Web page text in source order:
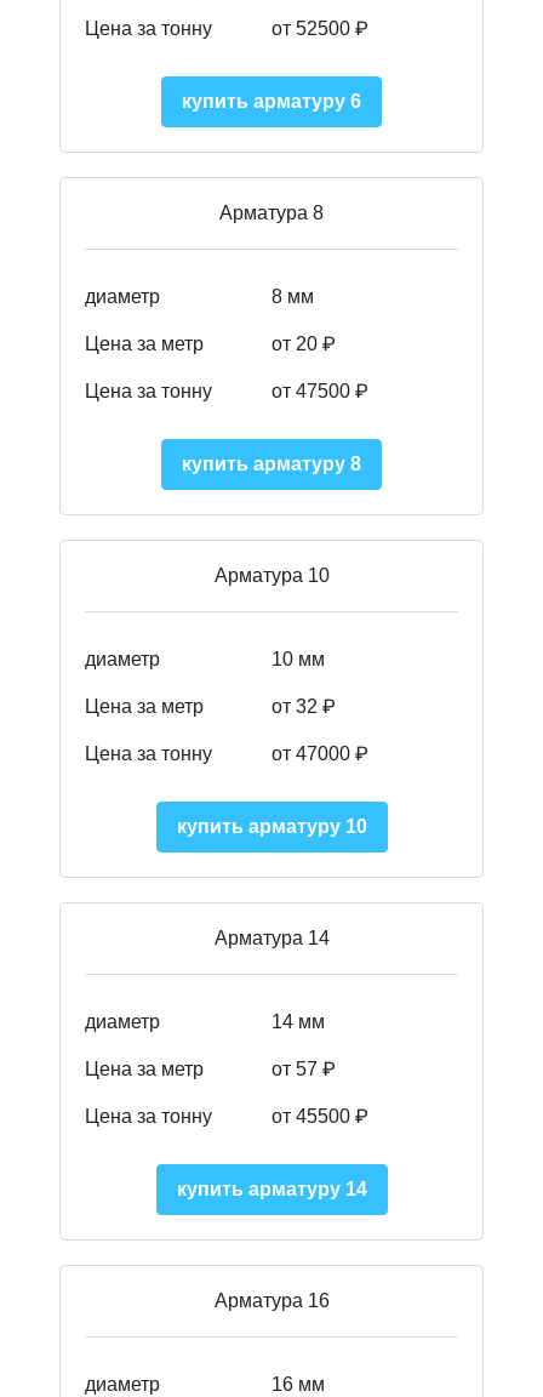
Цена за тонну от 52500 ₽
купить арматуру 6
Арматура 8
диаметр 8 мм
Цена за метр от 20 ₽
Цена за тонну от 47500 ₽
купить арматуру 8
Арматура 10
диаметр 10 мм
Цена за метр от 32 ₽
Цена за тонну от 47000 ₽
купить арматуру 10
Арматура 14
диаметр 14 мм
Цена за метр от 57 ₽
Цена за тонну от 45500 ₽
купить арматуру 14
Арматура 16
диаметр 16 мм